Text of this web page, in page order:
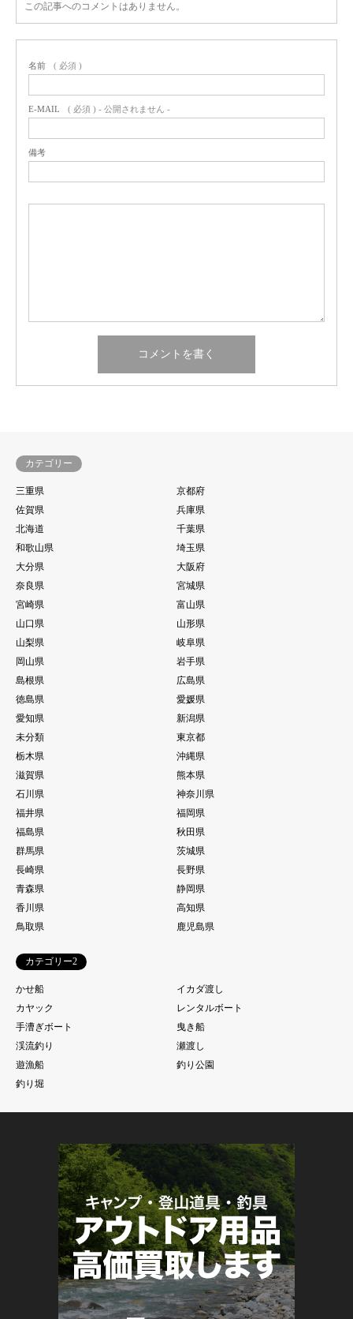
この記事へのコメントはありません。
名前 ( 必須 )
E-MAIL ( 必須 ) - 公開されません -
備考
カテゴリー
三重県
京都府
佐賀県
兵庫県
北海道
千葉県
和歌山県
埼玉県
大分県
大阪府
奈良県
宮城県
宮崎県
富山県
山口県
山形県
山梨県
岐阜県
岡山県
岩手県
島根県
広島県
徳島県
愛媛県
愛知県
新潟県
未分類
東京都
栃木県
沖縄県
滋賀県
熊本県
石川県
神奈川県
福井県
福岡県
福島県
秋田県
群馬県
茨城県
長崎県
長野県
青森県
静岡県
香川県
高知県
鳥取県
鹿児島県
カテゴリー2
かせ船
イカダ渡し
カヤック
レンタルボート
手漕ぎボート
曳き船
渓流釣り
瀬渡し
遊漁船
釣り公園
釣り堀